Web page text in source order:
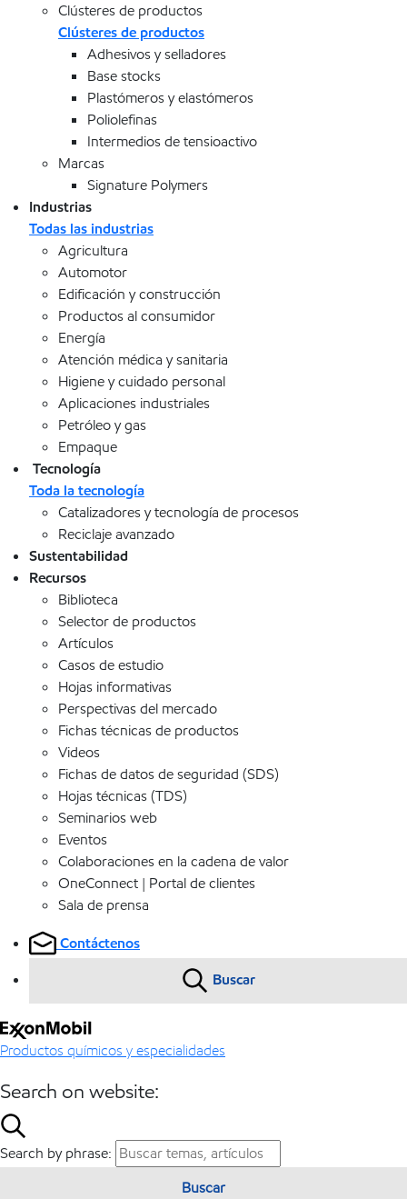
Clústeres de productos
Clústeres de productos
Adhesivos y selladores
Base stocks
Plastómeros y elastómeros
Poliolefinas
Intermedios de tensioactivo
Marcas
Signature Polymers
Industrias
Todas las industrias
Agricultura
Automotor
Edificación y construcción
Productos al consumidor
Energía
Atención médica y sanitaria
Higiene y cuidado personal
Aplicaciones industriales
Petróleo y gas
Empaque
Tecnología
Toda la tecnología
Catalizadores y tecnología de procesos
Reciclaje avanzado
Sustentabilidad
Recursos
Biblioteca
Selector de productos
Artículos
Casos de estudio
Hojas informativas
Perspectivas del mercado
Fichas técnicas de productos
Videos
Fichas de datos de seguridad (SDS)
Hojas técnicas (TDS)
Seminarios web
Eventos
Colaboraciones en la cadena de valor
OneConnect | Portal de clientes
Sala de prensa
Contáctenos
Buscar
Productos químicos y especialidades
Search on website:
Search by phrase:
Buscar